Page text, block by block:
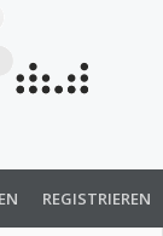
REGISTRIEREN